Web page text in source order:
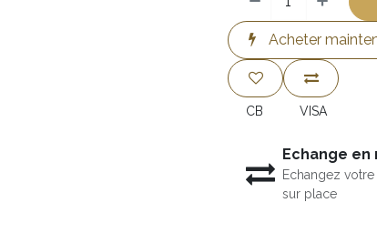
Acheter
CB VISA
Echange en
Echangez votre
sur place